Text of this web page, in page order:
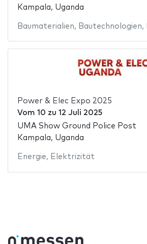
Kampala, Uganda
Baumaterialien, Bautechnologien,
Power & Elec Expo 2025
Vom 10 zu 12 Juli 2025
UMA Show Ground Police Post
Kampala, Uganda
Energie, Elektrizität